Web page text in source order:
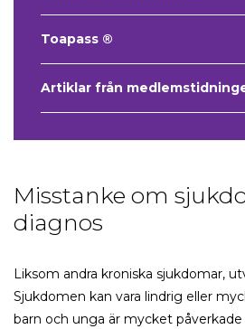
Toapass ®
Artiklar från
Misstanke om
diagnos
Liksom andra kroniska sjukdomar,
Sjukdomen kan vara lindrig eller
barn och unga är mycket